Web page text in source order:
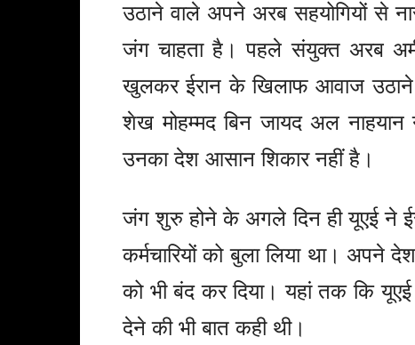
उठाने वाले अपने अरब सहयोगियों से
जंग चाहता है। पहले संयुक्त अरब
खुलकर ईरान के खिलाफ आवाज उठाने
शेख मोहम्मद बिन जायद अल नाहयान
उनका देश आसान शिकार नहीं है।
जंग शुरु होने के अगले दिन ही यूएई ने
कर्मचारियों को बुला लिया था। अपने
को भी बंद कर दिया। यहां तक कि
देने की भी बात कही थी।